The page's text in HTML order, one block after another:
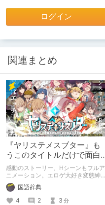
ログイン
関連まとめ
『ヤリステメスブター』も
うこのタイトルだけで面白
い
感動のストーリー、Hシーンもフルア
ニメーション。エロゲ大好き変態紳
士、淑女達は是非買ってほしい作品の
紹介 国語辞典
4
2 3 分